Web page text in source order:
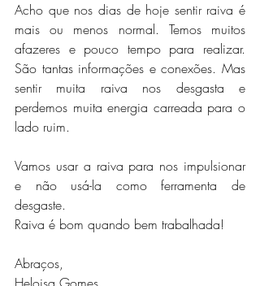
Acho que nos dias de hoje sentir raiva é
mais ou menos normal. Temos muitos
afazeres e pouco tempo para realizar.
São tantas informações e conexões. Mas
sentir muita raiva nos desgasta e
perdemos muita energia carreada para o
lado ruim.
Vamos usar a raiva para nos impulsionar
e não usá-la como ferramenta de
desgaste.
Raiva é bom quando bem trabalhada!
Abraços,